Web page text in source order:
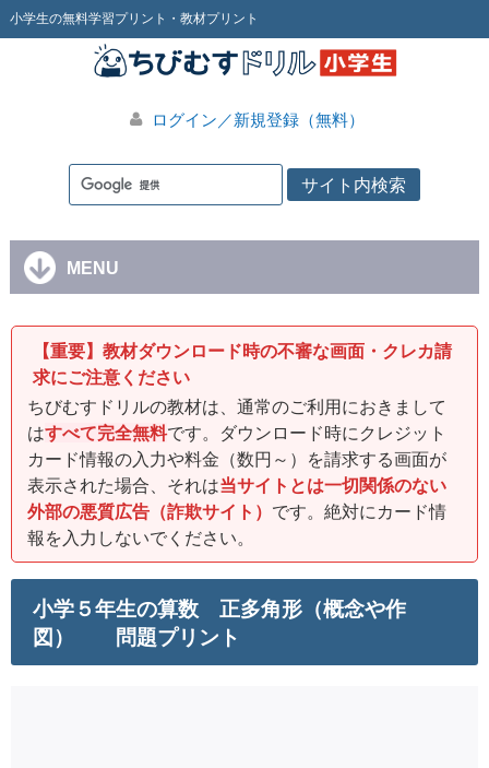
小学生の無料学習プリント・教材プリント
ログイン／新規登録（無料）
MENU
【重要】教材ダウンロード時の不審な画面・クレカ請
求にご注意ください
ちびむすドリルの教材は、通常のご利用におきまして
はすべて完全無料です。ダウンロード時にクレジット
カード情報の入力や料金（数円～）を請求する画面が
表示された場合、それは当サイトとは一切関係のない
外部の悪質広告（詐欺サイト） です。絶対にカード情
報を入力しないでください。
小学５年生の算数 正多角形（概念や作
図） 問題プリント